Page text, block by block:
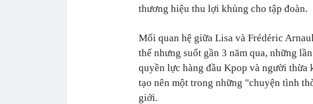
thương hiệu thu lợi khủng cho tập đoàn.
Mối quan hệ giữa Lisa và Frédéric
thế nhưng suốt gần 3 năm qua, những
quyền lực hàng đầu Kpop và người thừa
tạo nên một trong những "chuyện tình
giới.